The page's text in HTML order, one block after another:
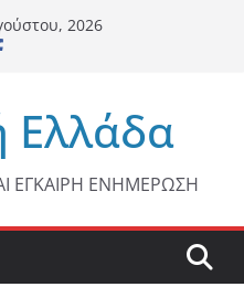
2026
Ελλάδα
ΕΓΚΑΙΡΗ ΕΝΗΜΕΡΩΣΗ